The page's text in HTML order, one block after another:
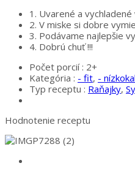
1. Uvarené a
2. V miske si dobre
3. Podávame najlepšie
4. Dobrú chuť !!!
Počet porcií : 2+
Kategória : - fit, -
Typ receptu : Raňajky,
Hodnotenie receptu